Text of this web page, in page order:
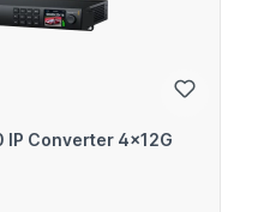
IP Converter 4x12G